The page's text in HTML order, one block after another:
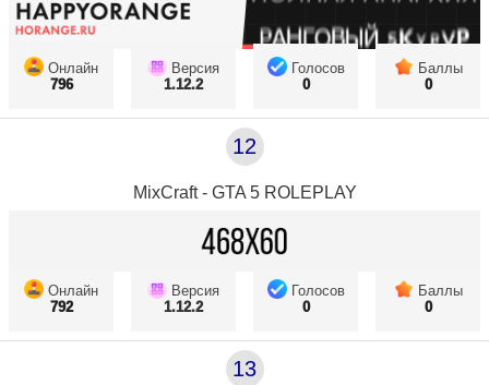
Онлайн
796
Версия
1.12.2
Голосов
0
Баллы
0
12
MixCraft - GTA 5 ROLEPLAY
Онлайн
792
Версия
1.12.2
Голосов
0
Баллы
0
13